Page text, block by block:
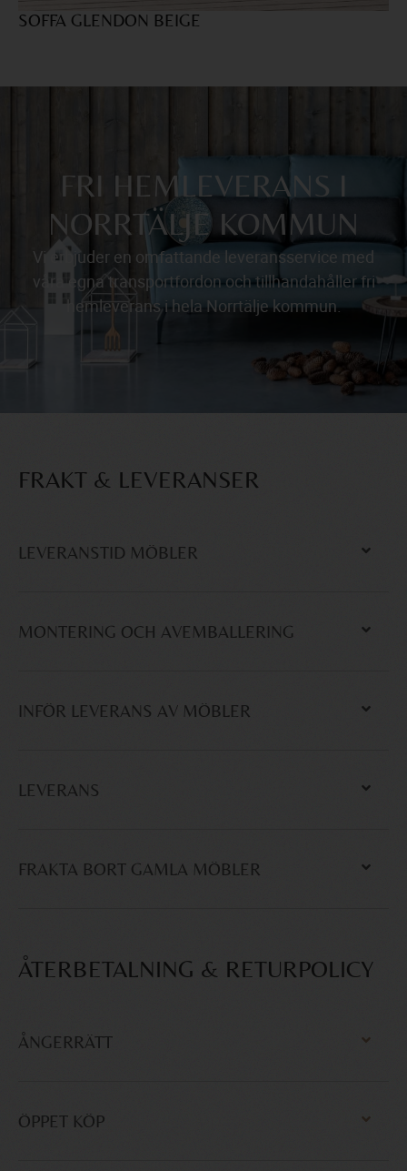
SOFFA GLENDON BEIGE
FRI HEMLEVERANS I
NORRTÄLJE KOMMUN
Vi erbjuder en omfattande leveransservice med
våra egna transportfordon och tillhandahåller fri
hemleverans i hela Norrtälje kommun.
FRAKT & LEVERANSER
LEVERANSTID MÖBLER
MONTERING OCH AVEMBALLERING
INFÖR LEVERANS AV MÖBLER
LEVERANS
FRAKTA BORT GAMLA MÖBLER
ÅTERBETALNING & RETURPOLICY
ÅNGERRÄTT
ÖPPET KÖP